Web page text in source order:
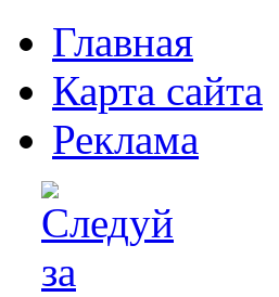
Главная
Карта сайта
Реклама